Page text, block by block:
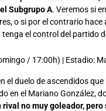
Subgrupo A. Veremos si
o si por el contrario
el control del partido
/ 17:00h) | Estadio:
el duelo de ascendidos
en el Mariano González,
no muy goleador,